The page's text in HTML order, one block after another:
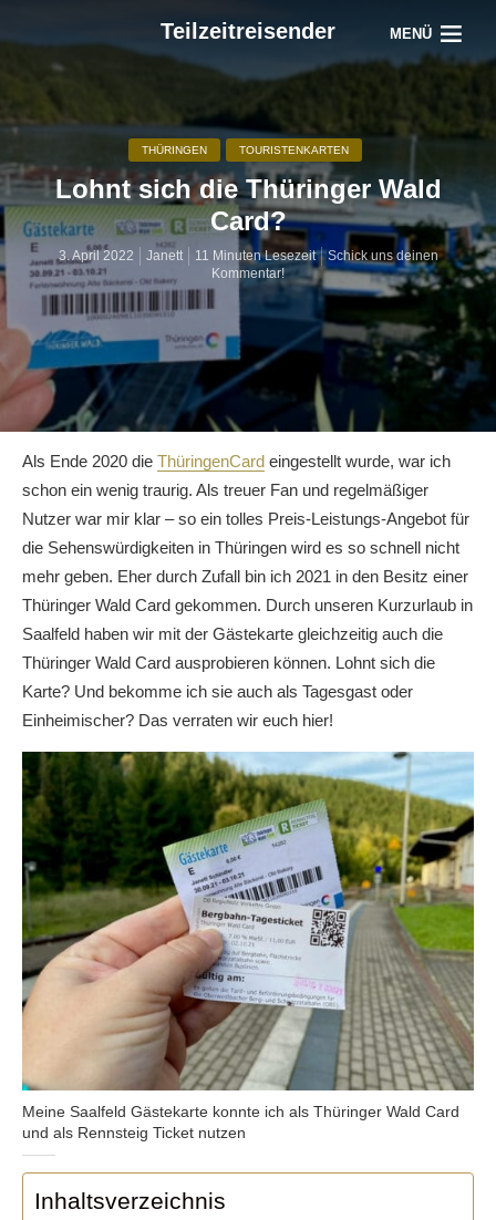
Teilzeitreisender MENÜ
THÜRINGEN TOURISTENKARTEN
Lohnt sich die Thüringer Wald
Card?
3. April 2022 Janett 11 Minuten Lesezeit
Schick uns deinen
Kommentar!
Als Ende 2020 die ThüringenCard eingestellt wurde, war ich
schon ein wenig traurig. Als treuer Fan und regelmäßiger
Nutzer war mir klar – so ein tolles Preis-Leistungs-Angebot für
die Sehenswürdigkeiten in Thüringen wird es so schnell nicht
mehr geben. Eher durch Zufall bin ich 2021 in den Besitz einer
Thüringer Wald Card gekommen. Durch unseren Kurzurlaub in
Saalfeld haben wir mit der Gästekarte gleichzeitig auch die
Thüringer Wald Card ausprobieren können. Lohnt sich die
Karte? Und bekomme ich sie auch als Tagesgast oder
Einheimischer? Das verraten wir euch hier!
Meine Saalfeld Gästekarte konnte ich als Thüringer Wald Card
und als Rennsteig Ticket nutzen
Inhaltsverzeichnis